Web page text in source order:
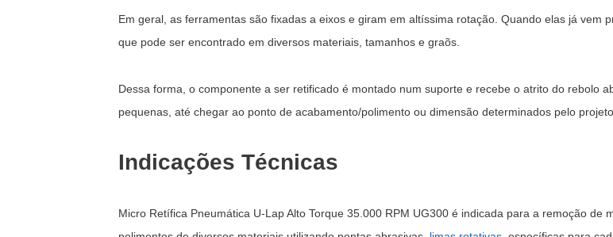
Em geral, as ferramentas são fixadas a eixos e giram em altíssima rotação. Quando elas já vem
que pode ser encontrado em diversos materiais, tamanhos e graõs.
Dessa forma, o componente a ser retificado é montado num suporte e recebe o atrito do rebolo
pequenas, até chegar ao ponto de acabamento/polimento ou dimensão determinados pelo projeto.
Indicações Técnicas
Micro Retífica Pneumática U-Lap Alto Torque 35.000 RPM UG300 é indicada para a remoção de